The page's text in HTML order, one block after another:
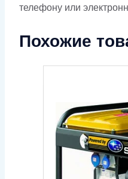
телефону или
Похожие